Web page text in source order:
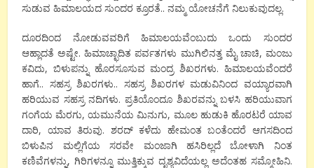
ಸುಡುವ ಹಿಮಾಲಯದ ಸುಂದರ ಕ್ರೂರತೆ.. ನಮ್ಮ ಯೋಚನೆಗೆ ನಿಲುಕುವುದಲ್ಲ.
ದೂರದಿಂದ ನೋಡುವವರಿಗೆ ಹಿಮಾಲಯವೆಂಬುದು ಒಂದು ಸುಂದರ
ಆಹ್ಲಾದತೆ ಅಷ್ಟೇ. ಹಿಮಾಚ್ಛಾದಿತ ಪರ್ವತಗಳು ಮುಗಿಲಿನತ್ತ ಮೈ ಚಾಚಿ, ಮಂಜು
ಕವಿದು, ಬಿಳುಪನ್ನು ಹೊರಸೂಸುವ ಮಂದ್ರ ಶಿಖರಗಳು. ಹಿಮಾಲಯವೆಂದರೆ
ಹಾಗೆ.. ಸಹಸ್ರ ಶಿಖರಗಳು.. ಸಹಸ್ರ ಶಿಖರಗಳ ಮಡುವಿನಿಂದ ವಯ್ಯಾರವಾಗಿ
ಹರಿಯುವ ಸಹಸ್ರ ನದಿಗಳು. ಪ್ರತಿಯೊಂದೂ ಶಿಖರವನ್ನು ಬಳಸಿ ಹರಿಯುವಾಗ
ಗಂಗೆಯ ಮೆರಗು, ಯಮುನೆಯ ಮಿನುಗು, ಮೂಲ ಹುಡುಕಿ ಹೊರಟರೆ ಯಾವ
ದಾರಿ, ಯಾವ ತಿರುವು. ಶರದ್ ಕಳೆದು ಹೇಮಂತ ಬಂತೆಂದರೆ ಆಗಸದಿಂದ
ಬಿಳುಪಿನ ಮಲ್ಲಿಗೆಯ ಸರವೇ ಮಂಜಾಗಿ ಹಸಿರಿಲ್ಲದೆ ಬೋಳಾಗಿ ನಿಂತ
ಕಣಿವೆಗಳನ್ನು, ಗಿರಿಗಳನ್ನೂ ಮುತ್ತಿಕ್ಕುವ ದೃಶ್ಯವಿದೆಯಲ್ಲ ಅದೆಂತಹ ಸಮ್ಮೋಹಿನಿ.